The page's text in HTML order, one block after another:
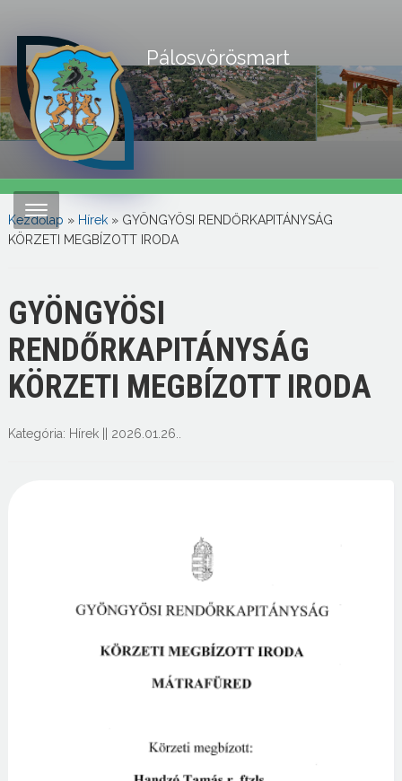
Pálosvörösmart
Kezdőlap » Hírek» GYÖNGYÖSI RENDŐRKAPITÁNYSÁG
KÖRZETI MEGBÍZOTT IRODA
GYÖNGYÖSI
RENDŐRKAPITÁNYSÁG
KÖRZETI MEGBÍZOTT IRODA
Kategória: Hírek|| 2026.01.26.